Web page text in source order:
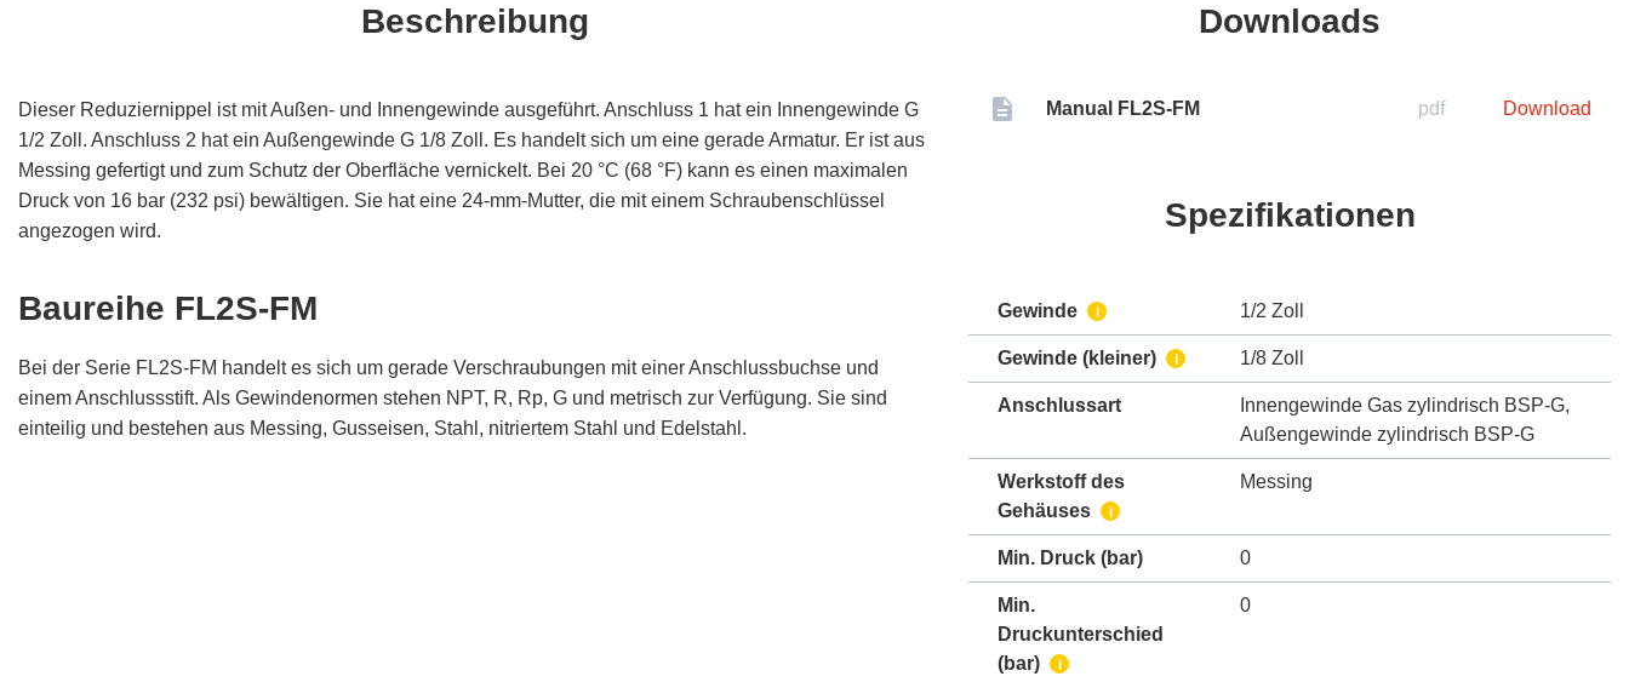
Beschreibung
Dieser Reduziernippel ist mit Außen- und Innengewinde ausgeführt. Anschluss 1 hat ein Innengewinde G
1/2 Zoll. Anschluss 2 hat ein Außengewinde G 1/8 Zoll. Es handelt sich um eine gerade Armatur. Er ist aus
Messing gefertigt und zum Schutz der Oberfläche vernickelt. Bei 20 °C (68 °F) kann es einen maximalen
Druck von 16 bar (232 psi) bewältigen. Sie hat eine 24-mm-Mutter, die mit einem Schraubenschlüssel
angezogen wird.
Baureihe FL2S-FM
Bei der Serie FL2S-FM handelt es sich um gerade Verschraubungen mit einer Anschlussbuchse und
einem Anschlussstift. Als Gewindenormen stehen NPT, R, Rp, G und metrisch zur Verfügung. Sie sind
einteilig und bestehen aus Messing, Gusseisen, Stahl, nitriertem Stahl und Edelstahl.
Downloads
Manual FL2S-FM pdf Download
Spezifikationen
Gewinde i 1/2 Zoll
Gewinde (kleiner) i 1/8 Zoll
Anschlussart Innengewinde Gas zylindrisch BSP-G,
Außengewinde zylindrisch BSP-G
Werkstoff des
Gehäuses
i
Messing
Min. Druck (bar) 0
Min.
Druckunterschied
(bar)
i
0